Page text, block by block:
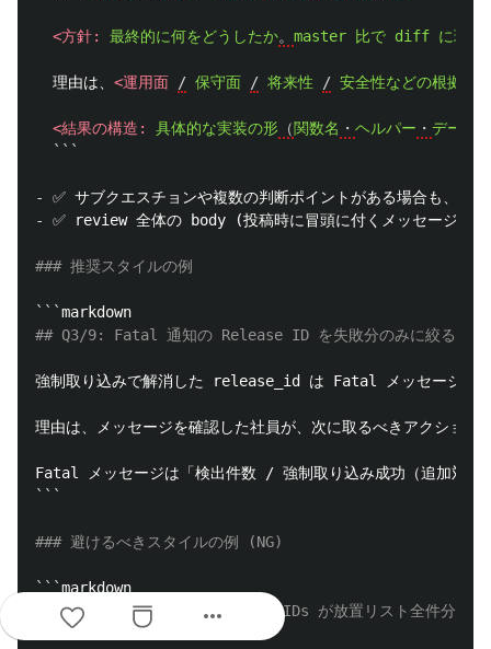
<方針: 最終的に何をどうしたか。 master 比で diff に現れ
  理由は、
<運用面 / 保守面 / 将来性 / 安全性などの根拠を
<結果の構造: 具体的な実装の形 （関数名 ・ ヘルパー ・ データ
```
-
✅ サブクエスチョンや複数の判断ポイントがある場合も
-
✅ review 全体の body (投稿時に冒頭に付くメッセージ) は
### 推奨スタイルの例
```
## Q3/9: Fatal 通知の Release ID を失敗分のみに絞る
強制取り込みで解消した release_id は Fatal メッセージか
理由は、メッセージを確認した社員が、次に取るべきアクショ
Fatal メッセージは「検出件数 / 強制取り込み成功（追加対
```
### 避けるべきスタイルの例 (NG)
```
## Q3/9: Fatal 通知の releaseIDs が放置リスト全件分混在
more_horiz